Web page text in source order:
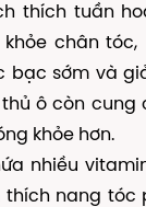
thích tuần
chân
bạc sớm và
ô còn
khỏe hơn.
nhiều
nang tóc